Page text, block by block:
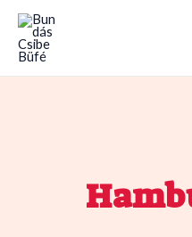
Skip
content